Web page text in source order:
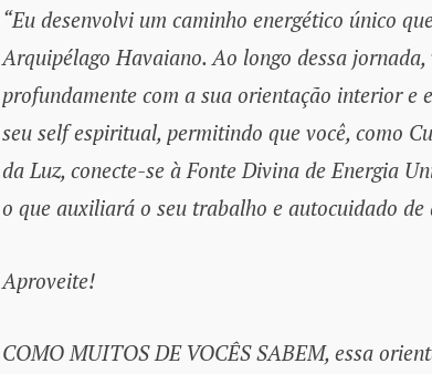
“Eu desenvolvi um caminho energético único
Arquipélago Havaiano. Ao longo dessa jornada,
profundamente com a sua orientação interior e
seu self espiritual, permitindo que você, como
da Luz, conecte-se à Fonte Divina de Energia
o que auxiliará o seu trabalho e autocuidado
Aproveite!
COMO MUITOS DE VOCÊS SABEM, essa